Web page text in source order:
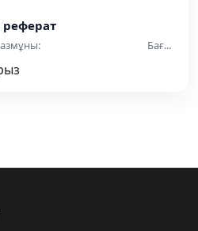
Мазмұны: Бағ...